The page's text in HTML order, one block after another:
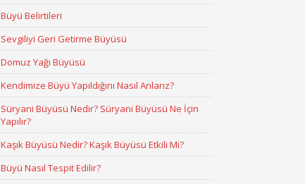
Büyü Belirtileri
Sevgiliyi Geri Getirme Büyüsü
Domuz Yağı Büyüsü
Kendimize Büyü Yapıldığını Nasıl Anlarız?
Süryani Büyüsü Nedir? Süryani Büyüsü Ne İçin
Yapılır?
Kaşık Büyüsü Nedir? Kaşık Büyüsü Etkili Mi?
Büyü Nasıl Tespit Edilir?